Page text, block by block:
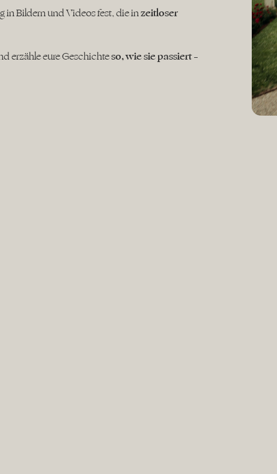
in Bildern und Videos fest, die inzeitloser
erzähle eure Geschichteso, wie sie passiert–